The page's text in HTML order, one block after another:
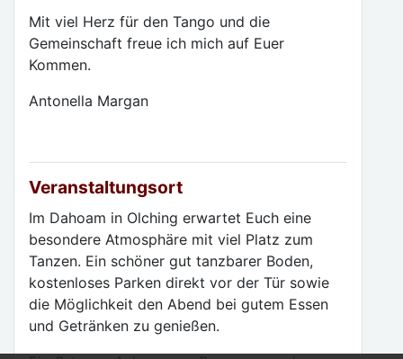
Mit viel Herz für den Tango und die
Gemeinschaft freue ich mich auf Euer
Kommen.
Antonella Margan
Veranstaltungsort
Im Dahoam in Olching erwartet Euch eine
besondere Atmosphäre mit viel Platz zum
Tanzen. Ein schöner gut tanzbarer Boden,
kostenloses Parken direkt vor der Tür sowie
die Möglichkeit den Abend bei gutem Essen
und Getränken zu genießen.